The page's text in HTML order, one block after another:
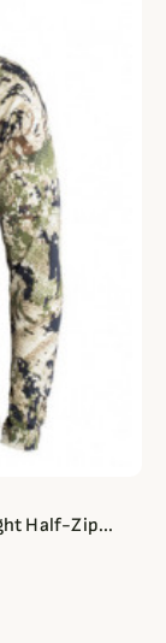
Half-Zip...